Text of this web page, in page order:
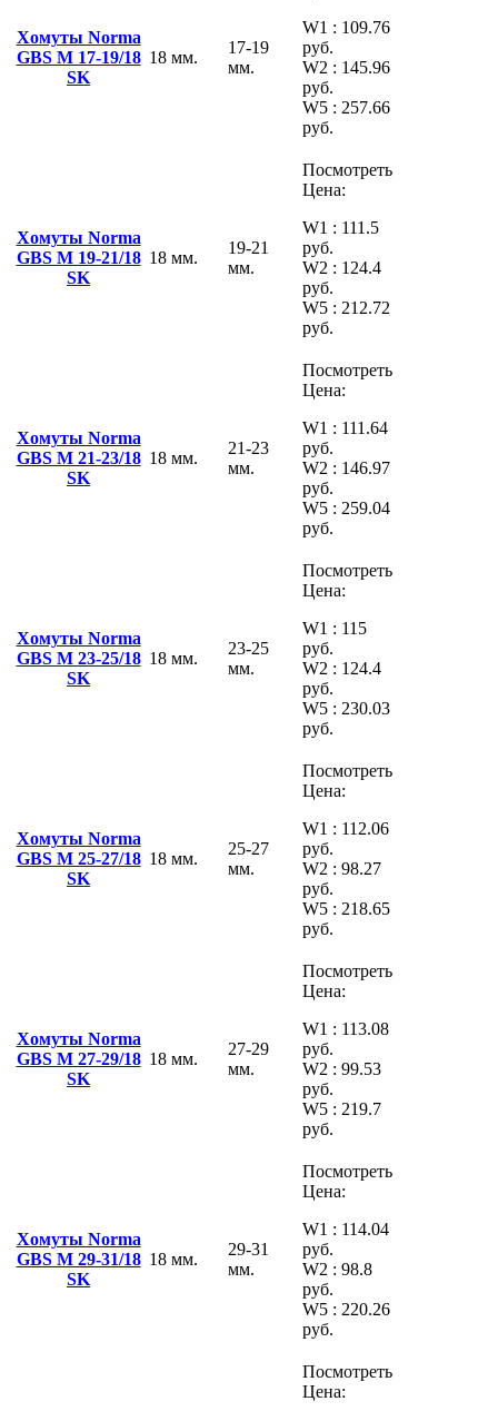
Хомуты Norma
GBS M 17-19/18
SK
18 мм.
17-19
мм.
W1 : 109.76
руб.
W2 : 145.96
руб.
W5 : 257.66
руб.
Хомуты Norma
GBS M 19-21/18
SK
18 мм.
19-21
мм.
Посмотреть
Цена:
W1 : 111.5
руб.
W2 : 124.4
руб.
W5 : 212.72
руб.
Хомуты Norma
GBS M 21-23/18
SK
18 мм.
21-23
мм.
Посмотреть
Цена:
W1 : 111.64
руб.
W2 : 146.97
руб.
W5 : 259.04
руб.
Хомуты Norma
GBS M 23-25/18
SK
18 мм.
23-25
мм.
Посмотреть
Цена:
W1 : 115
руб.
W2 : 124.4
руб.
W5 : 230.03
руб.
Хомуты Norma
GBS M 25-27/18
SK
18 мм.
25-27
мм.
Посмотреть
Цена:
W1 : 112.06
руб.
W2 : 98.27
руб.
W5 : 218.65
руб.
Хомуты Norma
GBS M 27-29/18
SK
18 мм.
27-29
мм.
Посмотреть
Цена:
W1 : 113.08
руб.
W2 : 99.53
руб.
W5 : 219.7
руб.
Хомуты Norma
GBS M 29-31/18
SK
18 мм.
29-31
мм.
Посмотреть
Цена:
W1 : 114.04
руб.
W2 : 98.8
руб.
W5 : 220.26
руб.
Посмотреть
Цена: